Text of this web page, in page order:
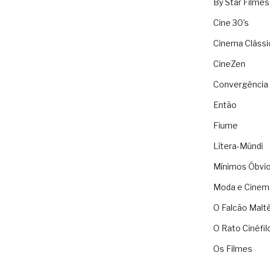
By Star Filmes
Cine 30's
Cinema
CineZen
Convergência
Então
Fiume
Lítera-Múndi
Mínimos
Moda e
O Falcão
O Rato
Os Filmes